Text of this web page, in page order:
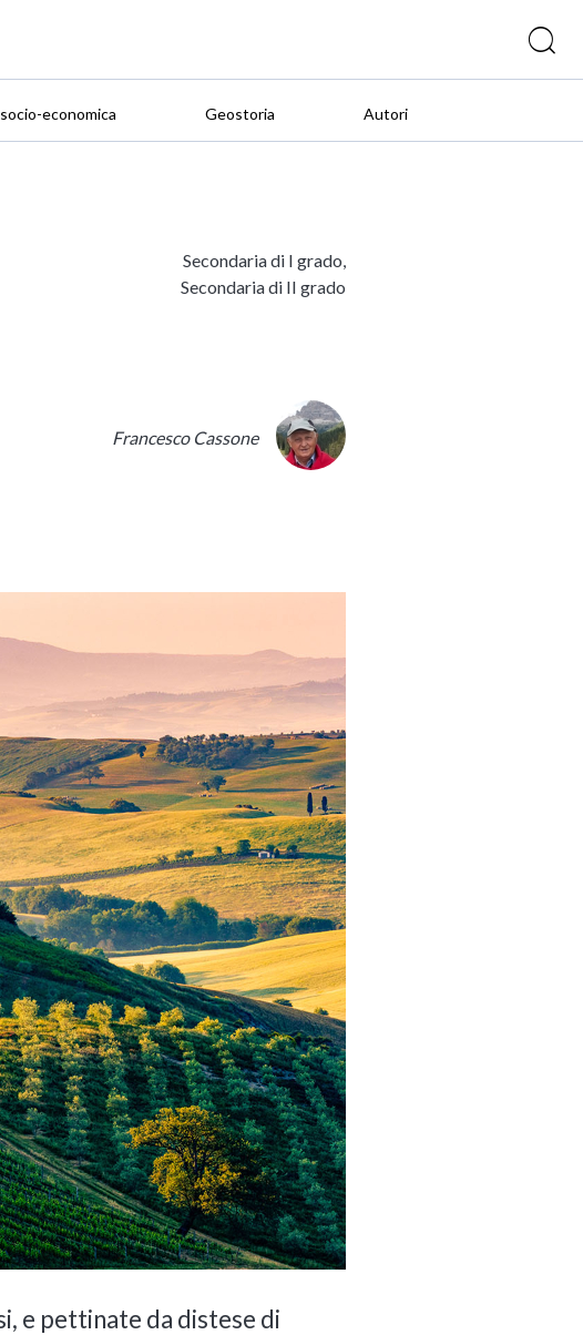
economica Geostoria Autori
Secondaria di I grado,
Secondaria di II grado
Francesco Cassone
e pettinate da distese di